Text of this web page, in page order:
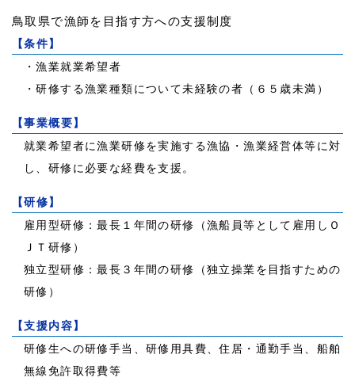
鳥取県で漁師を目指す方への支援制度
【条件】
・漁業就業希望者
・研修する漁業種類について未経験の者（６５歳未満）
【事業概要】
就業希望者に漁業研修を実施する漁協・漁業経営体等に対
し、研修に必要な経費を支援。
【研修】
雇用型研修：最長１年間の研修（漁船員等として雇用しＯ
ＪＴ研修）
独立型研修：最長３年間の研修（独立操業を目指すための
研修）
【支援内容】
研修生への研修手当、研修用具費、住居・通勤手当、船舶
無線免許取得費等